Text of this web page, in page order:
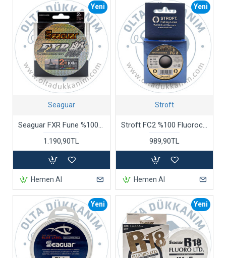
Yeni
Seaguar
Seaguar FXR Fune %100 Fluorocarbon Misina
1.190,90TL
Hemen Al
Yeni
Stroft
Stroft FC2 %100 Fluorocarbon Misina
989,90TL
Hemen Al
Yeni Yeni